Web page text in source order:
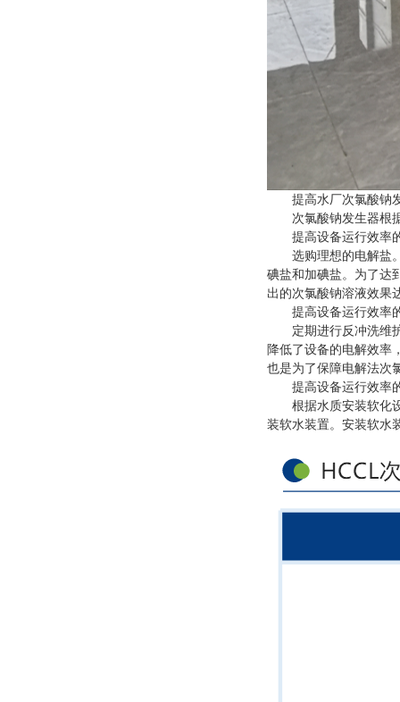
提高水厂次氯酸钠
次氯酸钠发生器根据
提高设备运行效率
选购理想的电解盐。
碘盐和加碘盐。为了达
出的次氯酸钠溶液效果
提高设备运行效率
定期进行反冲洗维护
降低了设备的电解效率
也是为了保障电解法次
提高设备运行效率
根据水质安装软化设
装软水装置。安装软水